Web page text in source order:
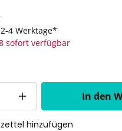
4 Werktage*
sofort verfügbar
In den
hinzufügen